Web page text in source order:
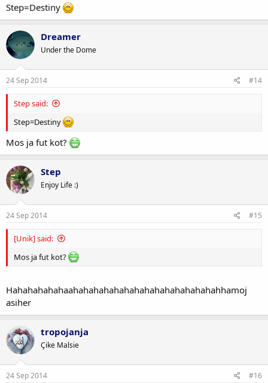
Step=Destiny
Dreamer
Under the Dome
24 Sep 2014 #14
Step said:
Step=Destiny
Mos ja fut kot?
Step
Enjoy Life :)
24 Sep 2014 #15
[Unik] said:
Mos ja fut kot?
Hahahahahahaahahahahahahahahahahahahahahahhamoj
asiher
tropojanja
Çike Malsie
24 Sep 2014 #16